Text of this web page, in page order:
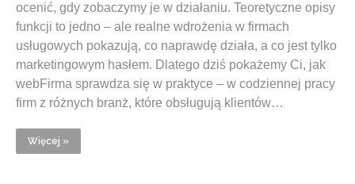
ocenić, gdy zobaczymy je w działaniu. Teoretyczne opisy
funkcji to jedno – ale realne wdrożenia w firmach
usługowych pokazują, co naprawdę działa, a co jest tylko
marketingowym hasłem. Dlatego dziś pokażemy Ci, jak
webFirma sprawdza się w praktyce – w codziennej pracy
firm z różnych branż, które obsługują klientów…
Więcej »